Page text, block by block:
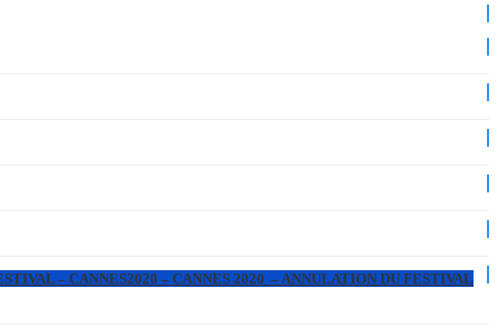
– CANNES2020 – CANNES 2020 – ANNULATION DU FESTIVAL